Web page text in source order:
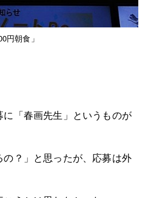
円朝食」
「春画先生」というものが
の？」と思ったが、応募は外